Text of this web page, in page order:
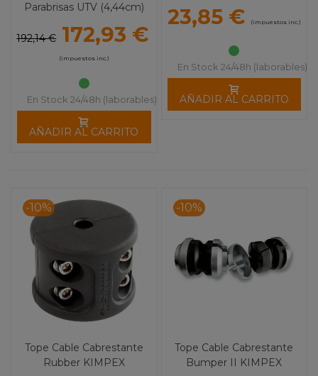
Parabrisas UTV (4,44cm)
192,14 € 172,93 €
(impuestos inc.)
En Stock 24/48h (laborables)
AÑADIR AL CARRITO
23,85 € (impuestos inc.)
En Stock 24/48h (laborables)
AÑADIR AL CARRITO
-10%
Tope Cable Cabrestante
Rubber KIMPEX
-10%
Tope Cable Cabrestante
Bumper II KIMPEX